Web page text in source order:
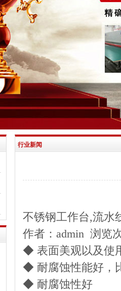
行业新闻
不锈钢工作台,流水
作者：admin 浏览
◆ 表面美观以及使
◆ 耐腐蚀性能好
◆ 耐腐蚀性好